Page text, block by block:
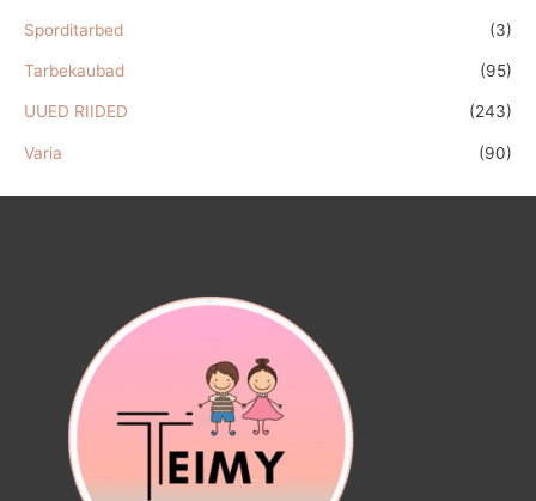
Sporditarbed (3)
Tarbekaubad (95)
UUED RIIDED (243)
Varia (90)